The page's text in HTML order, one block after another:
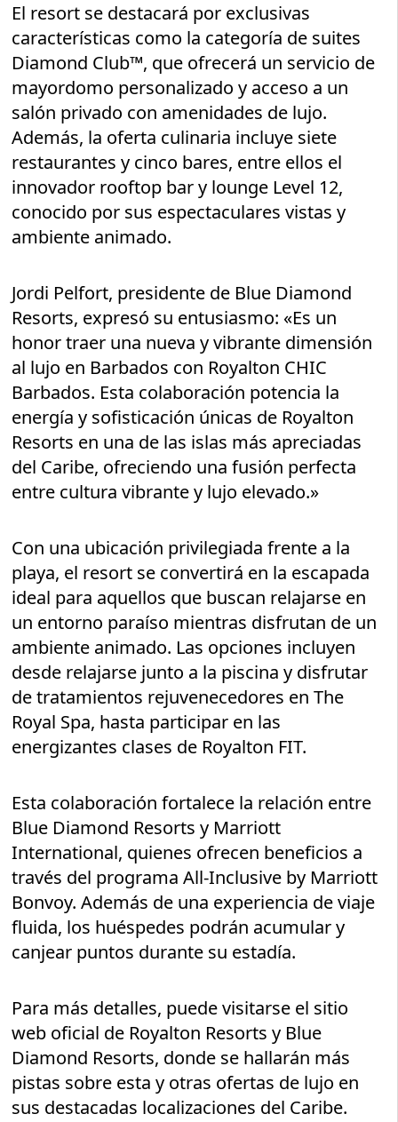
El resort se destacará por exclusivas
características como la categoría de suites
Diamond Club™, que ofrecerá un servicio de
mayordomo personalizado y acceso a un
salón privado con amenidades de lujo.
Además, la oferta culinaria incluye siete
restaurantes y cinco bares, entre ellos el
innovador rooftop bar y lounge Level 12,
conocido por sus espectaculares vistas y
ambiente animado.
Jordi Pelfort, presidente de Blue Diamond
Resorts, expresó su entusiasmo: «Es un
honor traer una nueva y vibrante dimensión
al lujo en Barbados con Royalton CHIC
Barbados. Esta colaboración potencia la
energía y sofisticación únicas de Royalton
Resorts en una de las islas más apreciadas
del Caribe, ofreciendo una fusión perfecta
entre cultura vibrante y lujo elevado.»
Con una ubicación privilegiada frente a la
playa, el resort se convertirá en la escapada
ideal para aquellos que buscan relajarse en
un entorno paraíso mientras disfrutan de un
ambiente animado. Las opciones incluyen
desde relajarse junto a la piscina y disfrutar
de tratamientos rejuvenecedores en The
Royal Spa, hasta participar en las
energizantes clases de Royalton FIT.
Esta colaboración fortalece la relación entre
Blue Diamond Resorts y Marriott
International, quienes ofrecen beneficios a
través del programa All-Inclusive by Marriott
Bonvoy. Además de una experiencia de viaje
fluida, los huéspedes podrán acumular y
canjear puntos durante su estadía.
Para más detalles, puede visitarse el sitio
web oficial de Royalton Resorts y Blue
Diamond Resorts, donde se hallarán más
pistas sobre esta y otras ofertas de lujo en
sus destacadas localizaciones del Caribe.